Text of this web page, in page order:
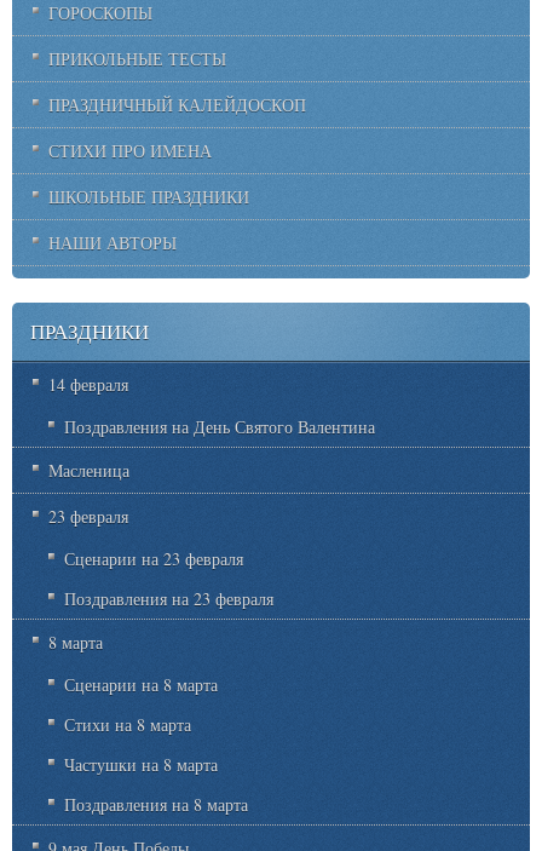
ГОРОСКОПЫ
ПРИКОЛЬНЫЕ ТЕСТЫ
ПРАЗДНИЧНЫЙ КАЛЕЙДОСКОП
СТИХИ ПРО ИМЕНА
ШКОЛЬНЫЕ ПРАЗДНИКИ
НАШИ АВТОРЫ
ПРАЗДНИКИ
14 февраля
Поздравления на День Святого Валентина
Масленица
23 февраля
Сценарии на 23 февраля
Поздравления на 23 февраля
8 марта
Сценарии на 8 марта
Стихи на 8 марта
Частушки на 8 марта
Поздравления на 8 марта